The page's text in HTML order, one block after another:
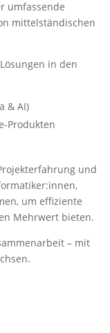
umfassende
mittelständischen
in den
& AI)
Produkten
und
um effiziente
Mehrwert bieten.
– mit